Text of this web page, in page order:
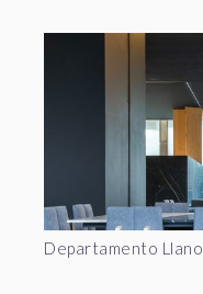
Departamento Llano